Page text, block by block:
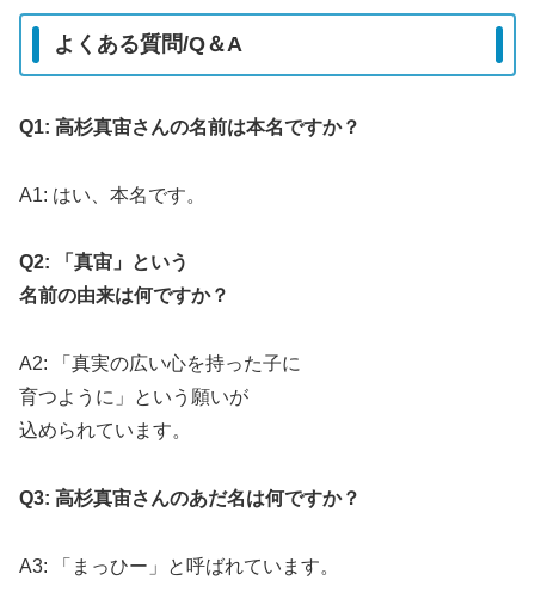
よくある質問/Q＆A
Q1: 高杉真宙さんの名前は本名ですか？
A1: はい、本名です。
Q2: 「真宙」という
名前の由来は何ですか？
A2: 「真実の広い心を持った子に
育つように」という願いが
込められています。
Q3: 高杉真宙さんのあだ名は何ですか？
A3: 「まっひー」と呼ばれています。